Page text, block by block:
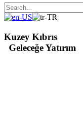
Kuzey Kıbrıs
Geleceğe Yatırım